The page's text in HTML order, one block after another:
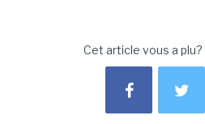
Cet article vous a plu?